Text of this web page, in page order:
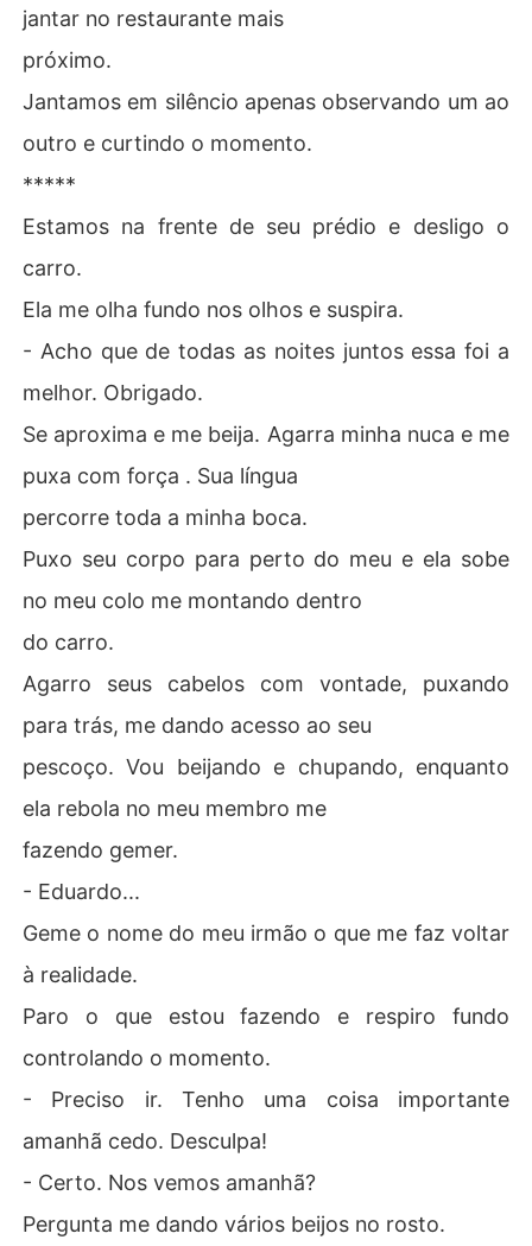
jantar no restaurante mais
próximo.
Jantamos em silêncio apenas observando um ao
outro e curtindo o momento.
*****
Estamos na frente de seu prédio e desligo o
carro.
Ela me olha fundo nos olhos e suspira.
- Acho que de todas as noites juntos essa foi a
melhor. Obrigado.
Se aproxima e me beija. Agarra minha nuca e me
puxa com força . Sua língua
percorre toda a minha boca.
Puxo seu corpo para perto do meu e ela sobe
no meu colo me montando dentro
do carro.
Agarro seus cabelos com vontade, puxando
para trás, me dando acesso ao seu
pescoço. Vou beijando e chupando, enquanto
ela rebola no meu membro me
fazendo gemer.
- Eduardo...
Geme o nome do meu irmão o que me faz voltar
à realidade.
Paro o que estou fazendo e respiro fundo
controlando o momento.
- Preciso ir. Tenho uma coisa importante
amanhã cedo. Desculpa!
- Certo. Nos vemos amanhã?
Pergunta me dando vários beijos no rosto.